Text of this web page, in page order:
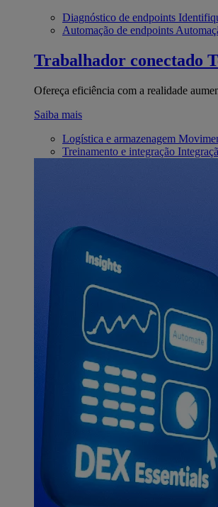
Diagnóstico de endpoints
Automação de endpoints
Trabalhador conectado
Ofereça eficiência com a realidade
Saiba mais
Logística e armazenagem
Treinamento e integração